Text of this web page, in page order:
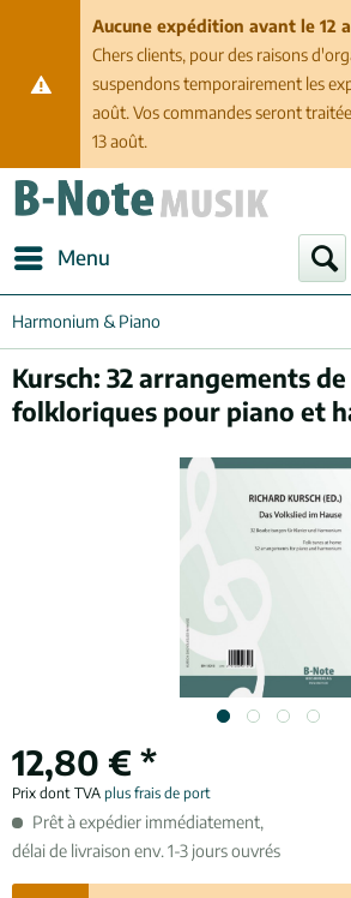
Aucune expédition avant le 12
Chers clients, pour des raisons
suspendons temporairement les
août. Vos commandes seront
13 août.
Menu
Harmonium & Piano
Kursch: 32 arrangements
folkloriques pour piano et
12,80 € *
Prix dont TVA plus frais de port
Prêt à expédier immédiatement,
délai de livraison env. 1-3 jours ouvrés